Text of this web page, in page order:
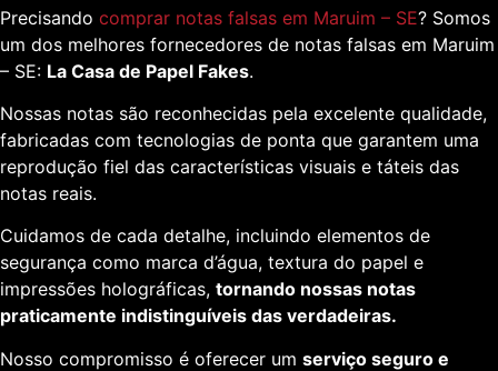
Precisando comprar notas falsas em Maruim – SE? Somos
um dos melhores fornecedores de notas falsas em Maruim
– SE: La Casa de Papel Fakes.
Nossas notas são reconhecidas pela excelente qualidade,
fabricadas com tecnologias de ponta que garantem uma
reprodução fiel das características visuais e táteis das
notas reais.
Cuidamos de cada detalhe, incluindo elementos de
segurança como marca d’água, textura do papel e
impressões holográficas, tornando nossas notas
praticamente indistinguíveis das verdadeiras.
Nosso compromisso é oferecer um serviço seguro e